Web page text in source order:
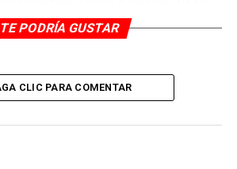
TE PODRÍA GUSTAR
CLIC PARA COMENTAR